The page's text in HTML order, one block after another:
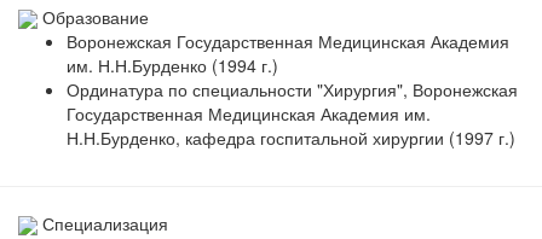
Образование
Воронежская Государственная Медицинская Академия
им. Н.Н.Бурденко (1994 г.)
Ординатура по специальности "Хирургия", Воронежская
Государственная Медицинская Академия им.
Н.Н.Бурденко, кафедра госпитальной хирургии (1997 г.)
Специализация